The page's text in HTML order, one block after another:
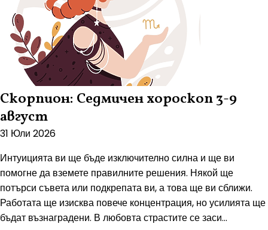
Скорпион: Седмичен хороскоп 3-9
август
31 Юли 2026
Интуицията ви ще бъде изключително силна и ще ви
помогне да вземете правилните решения. Някой ще
потърси съвета или подкрепата ви, а това ще ви сближи.
Работата ще изисква повече концентрация, но усилията ще
бъдат възнаградени. В любовта страстите се заси...